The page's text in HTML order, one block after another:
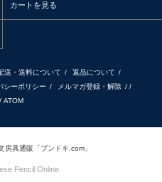
カートを見る
送・送料について / 返品について /
シーポリシー / メルマガ登録・解除 / /
/ ATOM
具通販「ブンドキ.com」
Pencil Online